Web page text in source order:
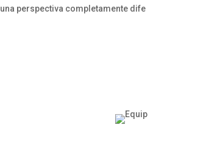
una perspectiva completamente dife